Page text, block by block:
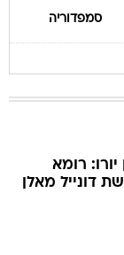
סמפדוריה
יורו: רומא
דונייל מאלן